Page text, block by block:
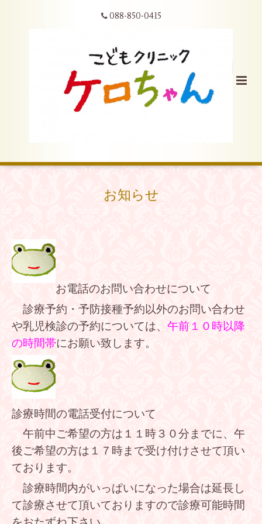
088-850-0415
お知らせ
お電話のお問い合わせについて
診療予約・予防接種予約以外のお問い合わせ
や乳児検診の予約については、 午前１０時以降
の時間帯にお願い致します。
診療時間の電話受付について
午前中ご希望の方は１１時３０分までに、午
後ご希望の方は１７時まで受け付けさせて頂い
ております。
診療時間内がいっぱいになった場合は延長し
て診療させて頂いておりますので診療可能時間